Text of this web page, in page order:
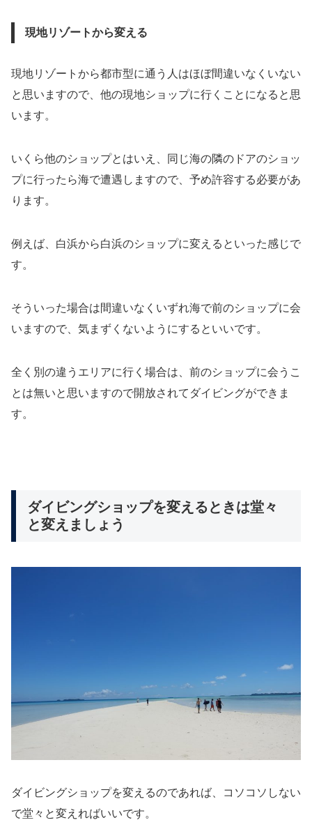
現地リゾートから変える
現地リゾートから都市型に通う人はほぼ間違いなくいない
と思いますので、他の現地ショップに行くことになると思
います。
いくら他のショップとはいえ、同じ海の隣のドアのショッ
プに行ったら海で遭遇しますので、予め許容する必要があ
ります。
例えば、白浜から白浜のショップに変えるといった感じで
す。
そういった場合は間違いなくいずれ海で前のショップに会
いますので、気まずくないようにするといいです。
全く別の違うエリアに行く場合は、前のショップに会うこ
とは無いと思いますので開放されてダイビングができま
す。
ダイビングショップを変えるときは堂々
と変えましょう
ダイビングショップを変えるのであれば、コソコソしない
で堂々と変えればいいです。